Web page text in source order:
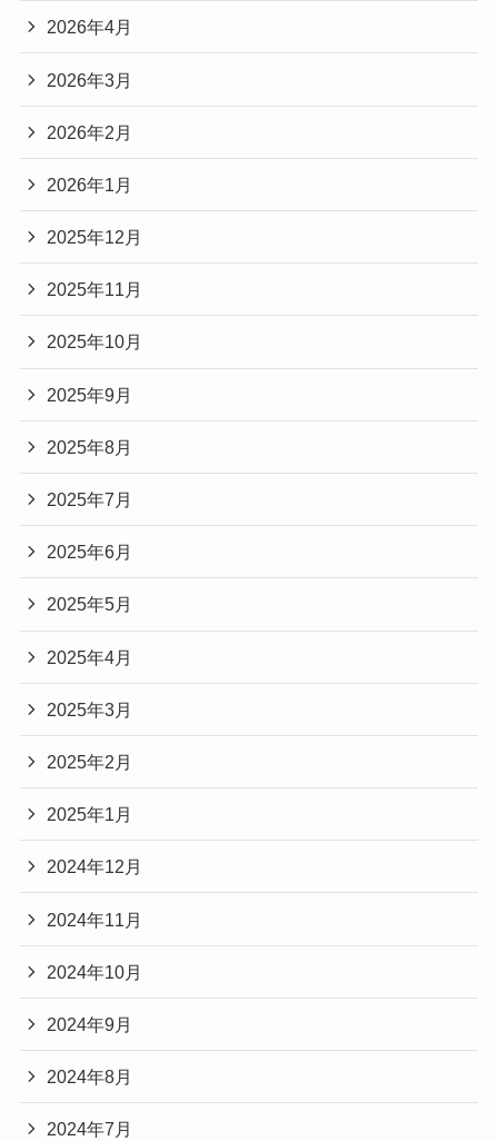
2026年4月
2026年3月
2026年2月
2026年1月
2025年12月
2025年11月
2025年10月
2025年9月
2025年8月
2025年7月
2025年6月
2025年5月
2025年4月
2025年3月
2025年2月
2025年1月
2024年12月
2024年11月
2024年10月
2024年9月
2024年8月
2024年7月